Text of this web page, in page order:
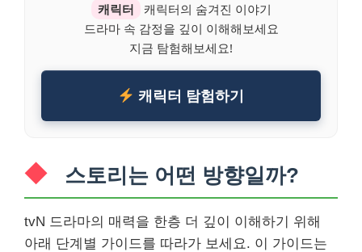
캐릭터
캐릭터의 숨겨진 이야기
드라마 속 감정을 깊이 이해해보세요
지금 탐험해보세요!
캐릭터 탐험하기
스토리는 어떤 방향일까?
tvN 드라마의 매력을 한층 더 깊이 이해하기 위해
아래 단계별 가이드를 따라가 보세요. 이 가이드는